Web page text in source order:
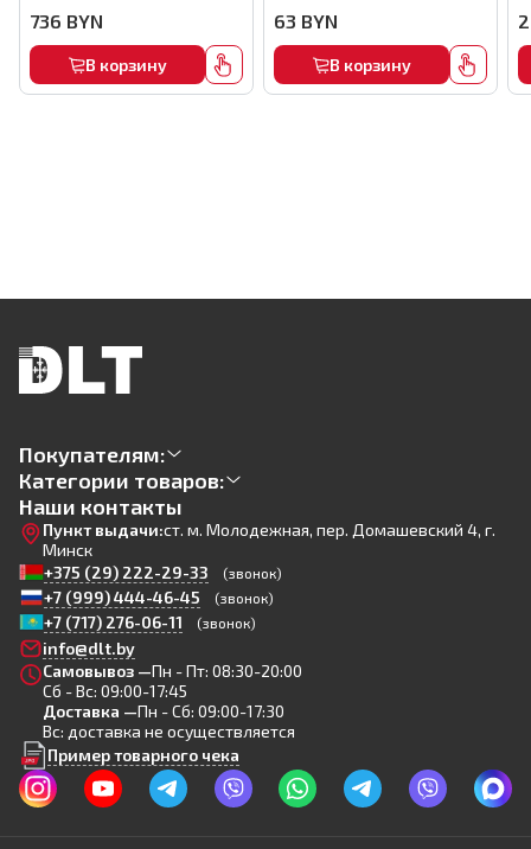
736 BYN
В корзину
арт.0116
63 BYN
В корзину
Покупателям:
Категории товаров:
Наши контакты
Пункт выдачи:ст. м. Молодежная, пер. Домашевский 4, г.
Минск
+375 (29) 222-29-33
(звонок)
+7 (999) 444-46-45 (звонок)
+7 (717) 276-06-11 (звонок)
info@dlt.by
Самовывоз —Пн - Пт: 08:30-20:00
Сб - Вс: 09:00-17:45
Доставка —Пн - Сб: 09:00-17:30
Вс: доставка не осуществляется
Пример товарного чека